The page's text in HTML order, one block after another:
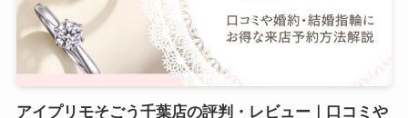
アイプリモそごう千葉店の評判・レビュー｜口コミや